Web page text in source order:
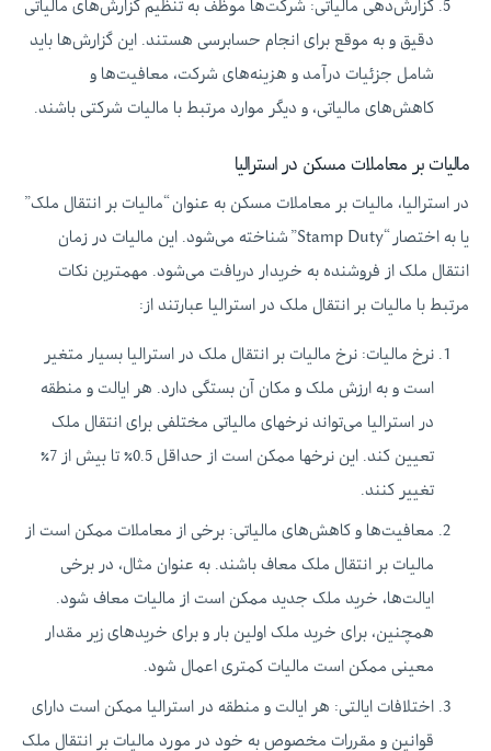
گزارش‌دهی مالیاتی: شرکت‌ها موظف به تنظیم گزارش‌های مالیاتی
دقیق و به موقع برای انجام حسابرسی هستند. این گزارش‌ها باید
شامل جزئیات درآمد و هزینه‌های شرکت، معافیت‌ها و
کاهش‌های مالیاتی، و دیگر موارد مرتبط با مالیات شرکتی باشند.
مالیات بر معاملات مسکن در استرالیا
در استرالیا، مالیات بر معاملات مسکن به عنوان “مالیات بر انتقال ملک”
یا به اختصار “Stamp Duty” شناخته می‌شود. این مالیات در زمان
انتقال ملک از فروشنده به خریدار دریافت می‌شود. مهمترین نکات
مرتبط با مالیات بر انتقال ملک در استرالیا عبارتند از:
نرخ مالیات: نرخ مالیات بر انتقال ملک در استرالیا بسیار متغیر
است و به ارزش ملک و مکان آن بستگی دارد. هر ایالت و منطقه
در استرالیا می‌تواند نرخهای مالیاتی مختلفی برای انتقال ملک
تعیین کند. این نرخها ممکن است از حداقل 0.5٪ تا بیش از 7٪
تغییر کنند.
معافیت‌ها و کاهش‌های مالیاتی: برخی از معاملات ممکن است از
مالیات بر انتقال ملک معاف باشند. به عنوان مثال، در برخی
ایالت‌ها، خرید ملک جدید ممکن است از مالیات معاف شود.
همچنین، برای خرید ملک اولین بار و برای خرید‌های زیر مقدار
معینی ممکن است مالیات کمتری اعمال شود.
اختلافات ایالتی: هر ایالت و منطقه در استرالیا ممکن است دارای
قوانین و مقررات مخصوص به خود در مورد مالیات بر انتقال ملک